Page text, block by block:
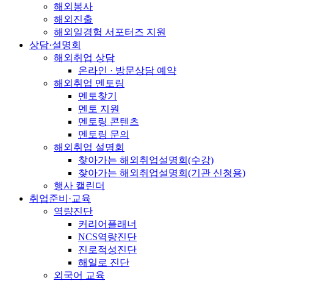
해외봉사
해외진출
해외일경험 서포터즈 지원
상담·설명회
해외취업 상담
온라인 · 방문상담 예약
해외취업 멘토링
멘토찾기
멘토 지원
멘토링 콘텐츠
멘토링 문의
해외취업 설명회
찾아가는 해외취업설명회(수강)
찾아가는 해외취업설명회(기관 신청용)
행사 캘린더
취업준비·교육
역량진단
커리어플래너
NCS역량진단
진로적성진단
해일로 진단
외국어 교육